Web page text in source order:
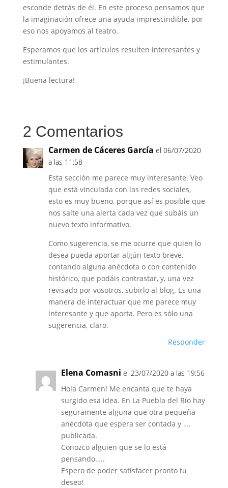
esconde detrás de él. En este proceso pensamos que
la imaginación ofrece una ayuda imprescindible, por
eso nos apoyamos al teatro.
Esperamos que los artículos resulten interesantes y
estimulantes.
¡Buena lectura!
2 Comentarios
Carmen de Cáceres García el 06/07/2020
a las 11:58
Esta sección me parece muy interesante. Veo
que está vinculada con las redes sociales,
esto es muy bueno, porque así es posible que
nos salte una alerta cada vez que subáis un
nuevo texto informativo.
Como sugerencia, se me ocurre que quien lo
desea pueda aportar algún texto breve,
contando alguna anécdota o con contenido
histórico, que podáis contrastar, y, una vez
revisado por vosotros, subirlo al blog. Es una
manera de interactuar que me parece muy
interesante y que aporta. Pero es sólo una
sugerencia, claro.
Responder
Elena Comasni el 23/07/2020 a las 19:56
Hola Carmen! Me encanta que te haya
surgido esa idea. En La Puebla del Río hay
seguramente alguna que otra pequeña
anécdota que espera ser contada y ….
publicada.
Conozco alguien que se lo está
pensando…..
Espero de poder satisfacer pronto tu
deseo!